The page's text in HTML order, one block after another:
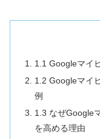
1.1 Googleマイ
1.2 Googleマイ
例
1.3 なぜGoogle
を高める理由